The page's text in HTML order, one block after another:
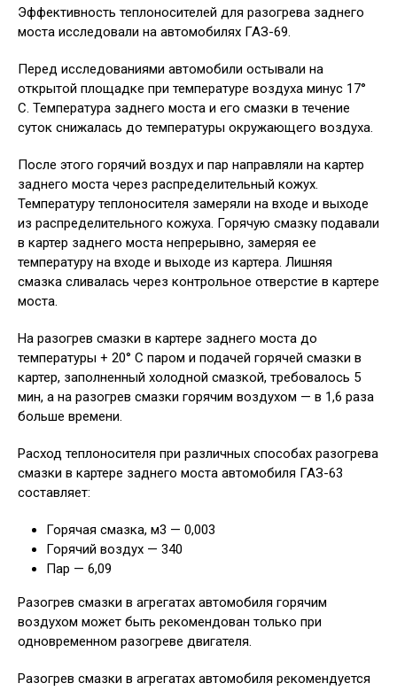
Эффективность теплоносителей для разогрева заднего
моста исследовали на автомобилях ГАЗ-69.
Перед исследованиями автомобили остывали на
открытой площадке при температуре воздуха минус 17°
С. Температура заднего моста и его смазки в течение
суток снижалась до температуры окружающего воздуха.
После этого горячий воздух и пар направляли на картер
заднего моста через распределительный кожух.
Температуру теплоносителя замеряли на входе и выходе
из распределительного кожуха. Горячую смазку подавали
в картер заднего моста непрерывно, замеряя ее
температуру на входе и выходе из картера. Лишняя
смазка сливалась через контрольное отверстие в картере
моста.
На разогрев смазки в картере заднего моста до
температуры + 20° С паром и подачей горячей смазки в
картер, заполненный холодной смазкой, требовалось 5
мин, а на разогрев смазки горячим воздухом — в 1,6 раза
больше времени.
Расход теплоносителя при различных способах разогрева
смазки в картере заднего моста автомобиля ГАЗ-63
составляет:
Горячая смазка, м3 — 0,003
Горячий воздух — 340
Пар — 6,09
Разогрев смазки в агрегатах автомобиля горячим
воздухом может быть рекомендован только при
одновременном разогреве двигателя.
Разогрев смазки в агрегатах автомобиля рекомендуется